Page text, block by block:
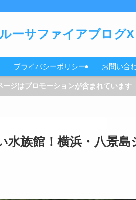
ーサファイアブログX
プライバシーポリシー お問い合
ージはプロモーションが含まれています
水族館！横浜・八景島